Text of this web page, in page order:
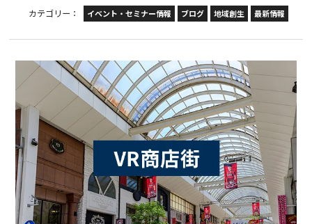
カテゴリー： イベント・セミナー情報 ブログ 地域創生 最新情報